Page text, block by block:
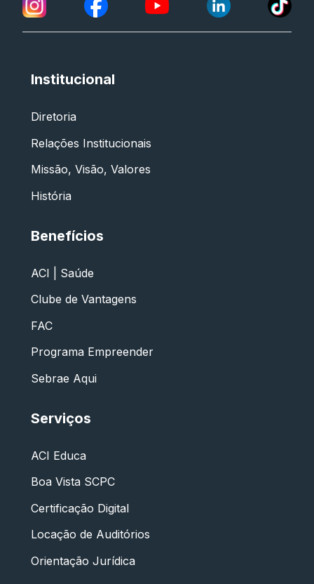
Institucional
Diretoria
Relações Institucionais
Missão, Visão, Valores
História
Benefícios
ACI | Saúde
Clube de Vantagens
FAC
Programa Empreender
Sebrae Aqui
Serviços
ACI Educa
Boa Vista SCPC
Certificação Digital
Locação de Auditórios
Orientação Jurídica